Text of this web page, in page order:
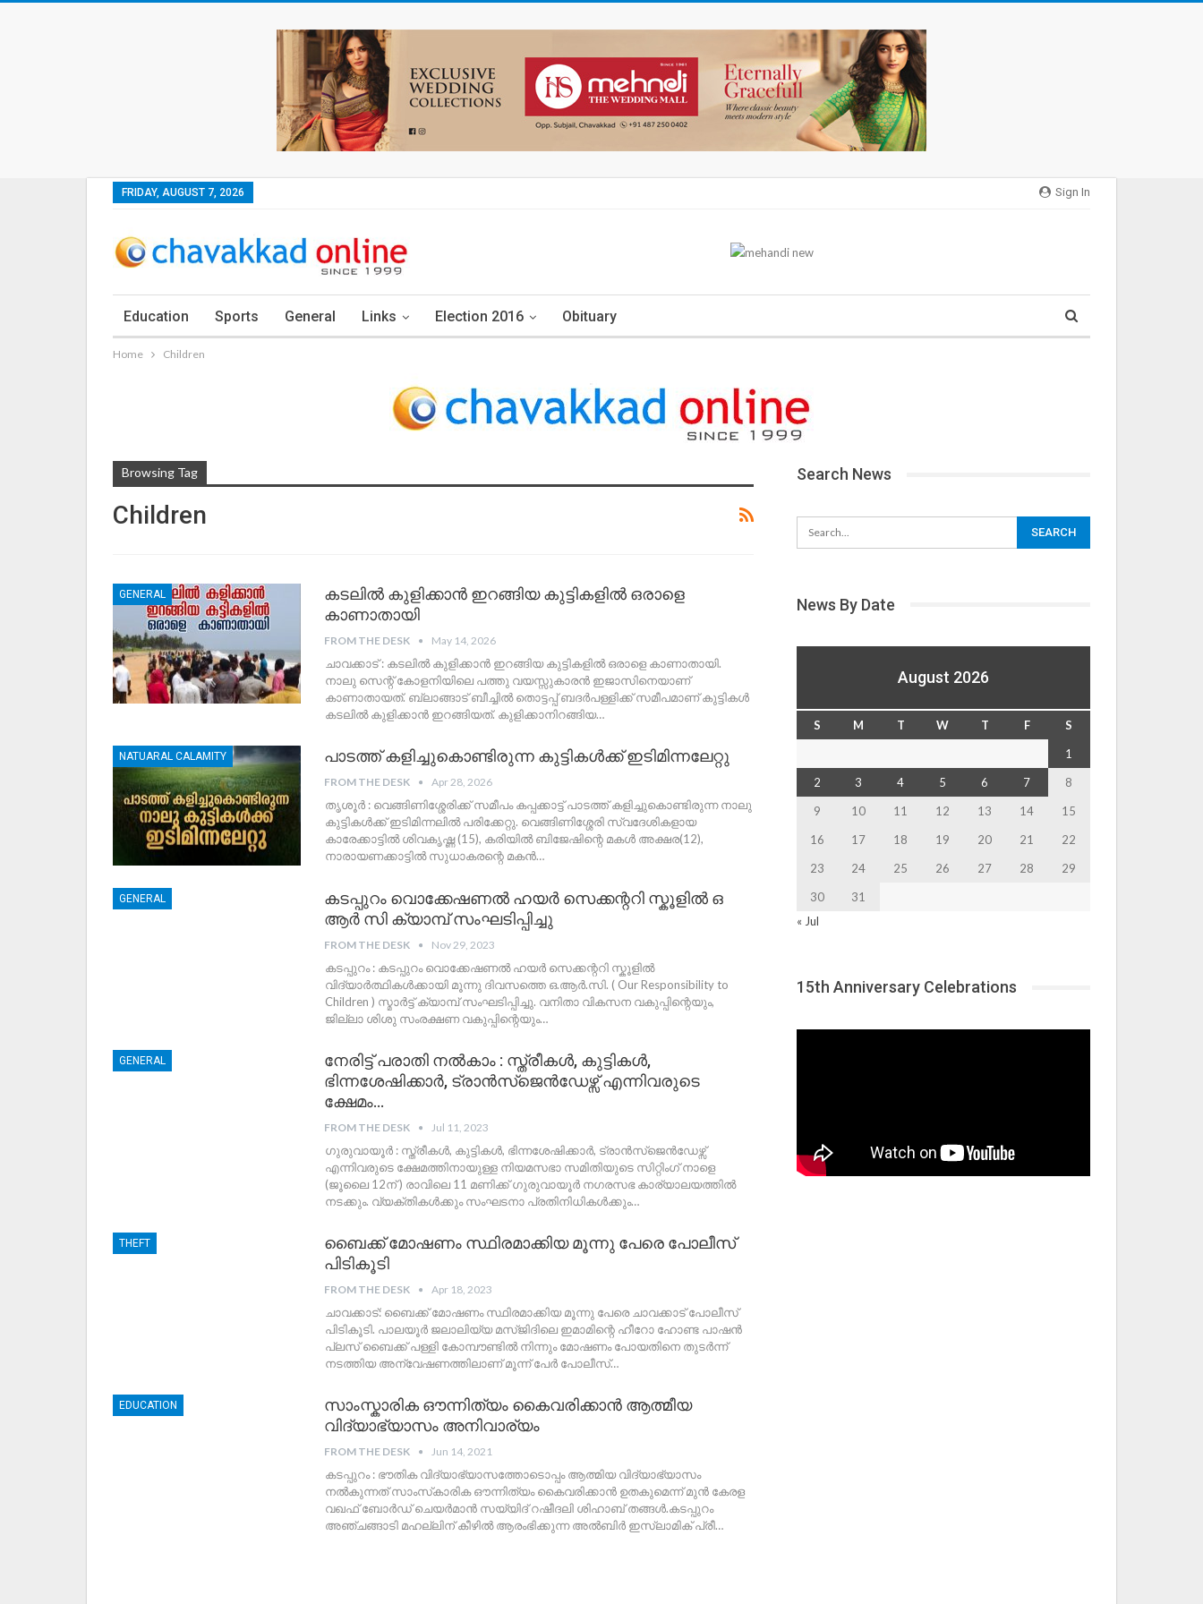
Sign In
FRIDAY, AUGUST 7, 2026
Education Sports General Links Election 2016 Obituary
Home Children
Browsing Tag
Children
GENERAL
കടലിൽ കുളിക്കാൻ ഇറങ്ങിയ കുട്ടികളിൽ ഒരാളെ
കാണാതായി
FROM THE DESK May 14, 2026
ചാവക്കാട് : കടലിൽ കുളിക്കാൻ ഇറങ്ങിയ കുട്ടികളിൽ ഒരാളെ കാണാതായി.
നാലു സെന്റ് കോളനിയിലെ പത്തു വയസ്സുകാരൻ ഇജാസിനെയാണ്
കാണാതായത്. ബ്ലാങ്ങാട് ബീച്ചിൽ തൊട്ടപ്പ് ബദർപള്ളിക്ക് സമീപമാണ് കുട്ടികൾ
കടലിൽ കുളിക്കാൻ ഇറങ്ങിയത്. കുളിക്കാനിറങ്ങിയ…
NATUARAL CALAMITY പാടത്ത് കളിച്ചുകൊണ്ടിരുന്ന കുട്ടികൾക്ക് ഇടിമിന്നലേറ്റു
FROM THE DESK Apr 28, 2026
തൃശൂർ : വെങ്ങിണിശ്ശേരിക്ക് സമീപം കപ്പക്കാട്ട് പാടത്ത് കളിച്ചുകൊണ്ടിരുന്ന നാലു
കുട്ടികൾക്ക് ഇടിമിന്നലിൽ പരിക്കേറ്റു. വെങ്ങിണിശ്ശേരി സ്വദേശികളായ
കാരേക്കാട്ടിൽ ശിവകൃഷ്ണ (15), കരിയിൽ ബിജേഷിന്റെ മകൾ അക്ഷര(12),
നാരായണക്കാട്ടിൽ സുധാകരന്റെ മകൻ…
GENERAL
കടപ്പുറം വൊക്കേഷണൽ ഹയർ സെക്കന്ററി സ്കൂളിൽ ഒ
ആർ സി ക്യാമ്പ് സംഘടിപ്പിച്ചു
FROM THE DESK Nov 29, 2023
കടപ്പുറം : കടപ്പുറം വൊക്കേഷണൽ ഹയർ സെക്കന്ററി സ്കൂളിൽ
വിദ്യാർത്ഥികൾക്കായി മൂന്നു ദിവസത്തെ ഒ.ആർ.സി. ( Our Responsibility to
Children ) സ്മാർട്ട് ക്യാമ്പ് സംഘടിപ്പിച്ചു. വനിതാ വികസന വകുപ്പിന്റെയും,
ജില്ലാ ശിശു സംരക്ഷണ വകുപ്പിന്റെയും…
GENERAL
നേരിട്ട് പരാതി നൽകാം : സ്ത്രീകൾ, കുട്ടികൾ,
ഭിന്നശേഷിക്കാർ, ട്രാൻസ്ജെൻഡേഴ്സ് എന്നിവരുടെ
ക്ഷേമം…
FROM THE DESK Jul 11, 2023
ഗുരുവായൂർ : സ്ത്രീകൾ, കുട്ടികൾ, ഭിന്നശേഷിക്കാർ, ട്രാൻസ്ജെൻഡേഴ്സ്
എന്നിവരുടെ ക്ഷേമത്തിനായുള്ള നിയമസഭാ സമിതിയുടെ സിറ്റിംഗ് നാളെ
(ജൂലൈ 12ന് ) രാവിലെ 11 മണിക്ക് ഗുരുവായൂർ നഗരസഭ കാര്യാലയത്തിൽ
നടക്കും. വ്യക്തികൾക്കും സംഘടനാ പ്രതിനിധികൾക്കും…
THEFT
ബൈക്ക് മോഷണം സ്ഥിരമാക്കിയ മൂന്നു പേരെ പോലീസ്
പിടികൂടി
FROM THE DESK Apr 18, 2023
ചാവക്കാട്: ബൈക്ക് മോഷണം സ്ഥിരമാക്കിയ മൂന്നു പേരെ ചാവക്കാട് പോലീസ്
പിടികൂടി. പാലയൂർ ജലാലിയ്യ മസ്ജിദിലെ ഇമാമിന്റെ ഹീറോ ഹോണ്ട പാഷൻ
പ്ലസ് ബൈക്ക് പള്ളി കോമ്പൗണ്ടിൽ നിന്നും മോഷണം പോയതിനെ തുടർന്ന്
നടത്തിയ അന്വേഷണത്തിലാണ് മൂന്ന് പേർ പോലീസ്…
EDUCATION
സാംസ്കാരിക ഔന്നിത്യം കൈവരിക്കാൻ ആത്മീയ
വിദ്യാഭ്യാസം അനിവാര്യം
FROM THE DESK Jun 14, 2021
കടപ്പുറം : ഭൗതിക വിദ്യാഭ്യാസത്തോടൊപ്പം ആത്മിയ വിദ്യാഭ്യാസം
നൽകുന്നത് സാംസ്‌കാരിക ഔന്നിത്യം കൈവരിക്കാൻ ഉതകുമെന്ന് മുൻ കേരള
വഖഫ് ബോർഡ് ചെയർമാൻ സയ്യിദ് റഷീദലി ശിഹാബ് തങ്ങൾ.കടപ്പുറം
അഞ്ചങ്ങാടി മഹല്ലിന് കീഴിൽ ആരംഭിക്കുന്ന അൽബിർ ഇസ്ലാമിക്‌ പ്രീ…
Search News
News By Date
August 2026
S M T W T F
S
1
2
3 4 5 6 7
8
9
10 11 12 13 14
15
16
17 18 19 20 21
22
23
24 25 26 27 28
29
30
31
« Jul
15th Anniversary Celebrations